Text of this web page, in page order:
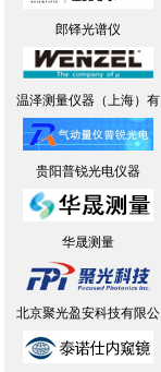
郎铎光谱仪
温泽测量仪器（上海）有
贵阳普锐光电仪器
华晟测量
北京聚光盈安科技有限公